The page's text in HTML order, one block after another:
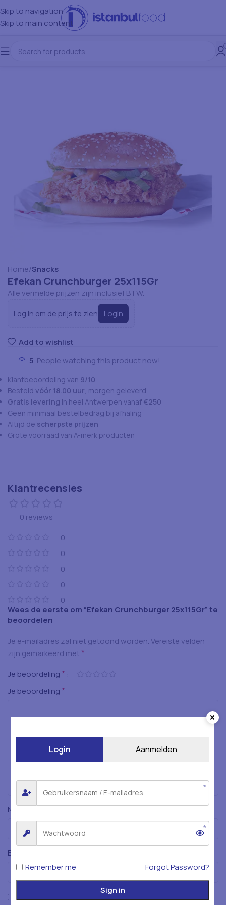
Skip to navigation
Skip to main content
Home Snacks
Efekan Crunchburger 25x115Gr
Alle vermelde prijzen zijn inclusief BTW.
Log in om de prijs te zien Login
Add to wishlist
5 People watching this product now!
Klantbeoordeling van 9/10
Besteld vóór 18.00 uur, morgen geleverd
Gratis levering in heel Antwerpen vanaf €250
Geen minimaal bestelbedrag bij afhaling
Altijd de scherpste prijzen
Grote voorraad van A-merk producten
Klantrecensies
0 reviews
0
0
0
0
0
Wees de eerste om “Efekan Crunchburger 25x115Gr” te
beoordelen
Je e-mailadres zal niet getoond worden.Vereiste velden
zijn gemarkeerd met *
Je beoordeling *
Je beoordeling *
Naam *
E-mail
Mijn naam, e-mailadres en website opslaan in deze
Login Aanmelden
Remember me Forgot Password?
Sign in